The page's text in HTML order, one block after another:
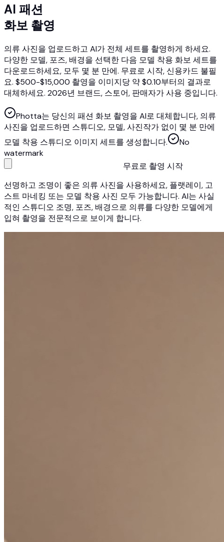
AI 패션
화보 촬영
의류 사진을 업로드하고 AI가 전체 세트를 촬영하게 하세요.
다양한 모델, 포즈, 배경을 선택한 다음 모델 착용 화보 세트를
다운로드하세요, 모두 몇 분 만에. 무료로 시작, 신용카드 불필
요. $500-$15,000 촬영을 이미지당 약 $0.10부터의 결과로
대체하세요. 2026년 브랜드, 스토어, 판매자가 사용 중입니다.
Photta는 당신의 패션 화보 촬영을 AI로 대체합니다, 의류
사진을 업로드하면 스튜디오, 모델, 사진작가 없이 몇 분 만에
모델 착용 스튜디오 이미지 세트를 생성합니다.
No
watermark
무료로 촬영 시작
선명하고 조명이 좋은 의류 사진을 사용하세요, 플랫레이, 고
스트 마네킹 또는 모델 착용 사진 모두 가능합니다. AI는 사실
적인 스튜디오 조명, 포즈, 배경으로 의류를 다양한 모델에게
입혀 촬영을 전문적으로 보이게 합니다.